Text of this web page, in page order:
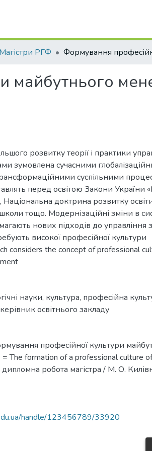
Магістри РГФ
майбутнього
розвитку теорії і практики
зумовлена сучасними
суспільними
перед освітою Закони України
Національна доктрина розвитку
школи тощо. Модернізаційні зміни в
нових підходів до управління
високої професійної культури
considers the concept of professional
науки, культура, професійна
керівник освітнього закладу
професійної культури
The formation of a professional culture
дипломна робота магістра / М. О.
handle/123456789/33920